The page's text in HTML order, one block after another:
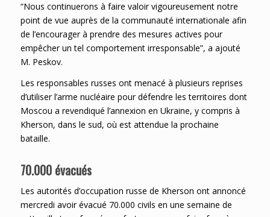
“Nous continuerons à faire valoir vigoureusement notre
point de vue auprès de la communauté internationale afin
de l’encourager à prendre des mesures actives pour
empêcher un tel comportement irresponsable”, a ajouté
M. Peskov.
Les responsables russes ont menacé à plusieurs reprises
d’utiliser l’arme nucléaire pour défendre les territoires dont
Moscou a revendiqué l’annexion en Ukraine, y compris à
Kherson, dans le sud, où est attendue la prochaine
bataille.
70.000 évacués
Les autorités d’occupation russe de Kherson ont annoncé
mercredi avoir évacué 70.000 civils en une semaine de